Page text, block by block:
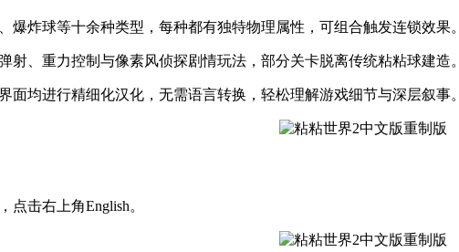
爆炸球等十余种类型，每种都有独特物理属性，可组合触发连锁效果。
射、重力控制与像素风侦探剧情玩法，部分关卡脱离传统粘粘球建造。
面均进行精细化汉化，无需语言转换，轻松理解游戏细节与深层叙事。
点击右上角English。